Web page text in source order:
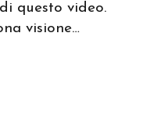
questo video.
visione…